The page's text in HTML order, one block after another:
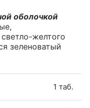
оболочкой
желтого
зеленоватый
1 таб.